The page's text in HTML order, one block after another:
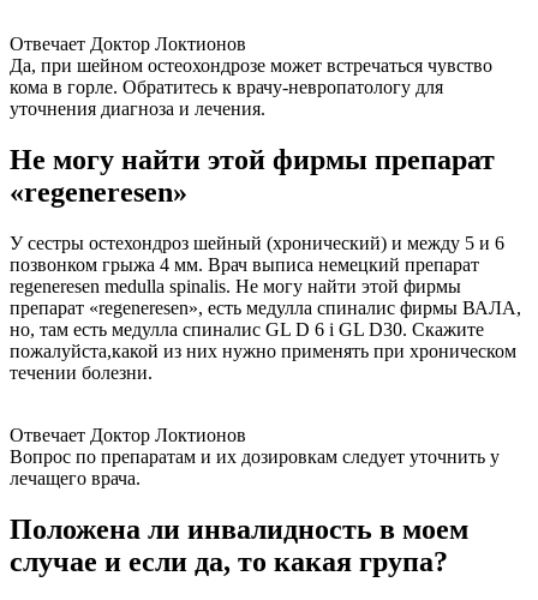
Отвечает Доктор Локтионов
Да, при шейном остеохондрозе может встречаться чувство
кома в горле. Обратитесь к врачу-невропатологу для
уточнения диагноза и лечения.
Не могу найти этой фирмы препарат
«regeneresen»
У сестры остехондроз шейный (хронический) и между 5 и 6
позвонком грыжа 4 мм. Врач выписа немецкий препарат
regeneresen medulla spinalis. Не могу найти этой фирмы
препарат «regeneresen», есть медулла спиналис фирмы ВАЛА,
но, там есть медулла спиналис GL D 6 i GL D30. Скажите
пожалуйста,какой из них нужно применять при хроническом
течении болезни.
Отвечает Доктор Локтионов
Вопрос по препаратам и их дозировкам следует уточнить у
лечащего врача.
Положена ли инвалидность в моем
случае и если да, то какая група?